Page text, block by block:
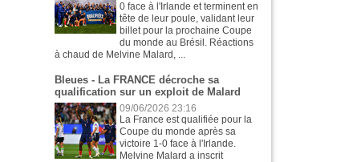
0 face à l'Irlande et terminent en
tête de leur poule, validant leur
billet pour la prochaine Coupe
du monde au Brésil. Réactions
à chaud de Melvine Malard, ...
Bleues - La FRANCE décroche sa
qualification sur un exploit de Malard
09/06/2026 23:16
La France est qualifiée pour la
Coupe du monde après sa
victoire 1-0 face à l'Irlande.
Melvine Malard a inscrit